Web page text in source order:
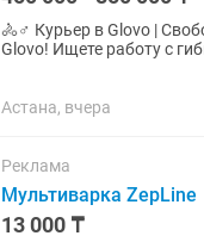
🚴♂️ Курьер в Glovo | Свободный
Glovo! Ищете работу с гибким графиком и ежедневным заработком? Присоединяйтесь к
Астана, вчера
Реклама
Мультиварка ZepLine
13 000 ₸